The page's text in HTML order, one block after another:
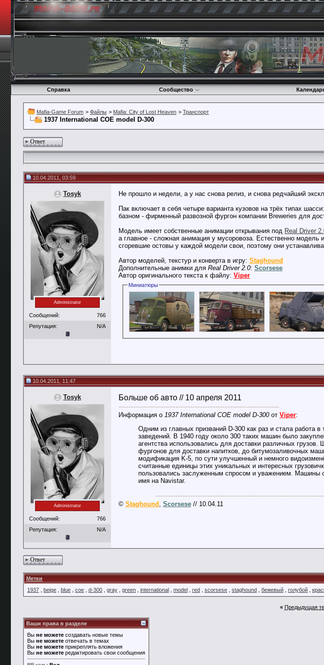
Справка Сообщество
Mafia-Game Forum > Файлы > Mafia: City of Lost Heaven > Транспорт
1937 International COE model D-300
Ответ
10.04.2011, 03:59
Tosyk
Administrator
Сообщений:
766
Репутация:
N/A
Не прошло и недели, а у нас снова релиз, и снова редчайший
Пак включает в себя четыре варианта кузовов на трёх типах
базном - фирменный развозной фургон компании Breweries для
Модель имеет собственные анимации открывания под Real Driver
а главное - сложная анимация у мусоровоза. Естественно модель
сгоревшие остовы у каждой модели свои, поэтому они
Автор моделей, текстур и конверта в игру: Staghound
Дополнительные анимки для Real Driver 2.0: Scorsese
Автор оригинального текста к файлу: Viper
Миниатюры
10.04.2011, 11:47
Tosyk
Administrator
Сообщений:
766
Репутация:
N/A
Больше об авто // 10 апреля 2011
-----------------------------------------------------------------
Информация о 1937 International COE model D-300от Viper:
Одним из главных призваний D-300 как раз и стала работа
заведений. В 1940 году около 300 таких машин было
агентства использовались для доставки различных
фургонов для доставки напитков, до битумозаливочных
модификация K-5, по сути улучшенный и немного
считанные единицы этих уникальных и интересных
пользовались заслуженным спросом и уважением. Машины
имя на Navistar.
© Staghound Scorsese // 10.04.11
Ответ
Метки
1937
beige blue coe d-300 gray green international model red scorsese staghound бежевый голубой
« Предыдущая
Ваши права в разделе
Вы не можете создавать новые темы
Вы не можете отвечать в темах
Вы не можете прикреплять вложения
Вы не можете редактировать свои сообщения